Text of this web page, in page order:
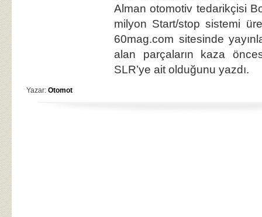
Alman otomotiv tedarikçisi
milyon Start/stop sistemi
60mag.com sitesinde
alan parçaların kaza
SLR’ye ait olduğunu yazdı.
Yazar: Otomot